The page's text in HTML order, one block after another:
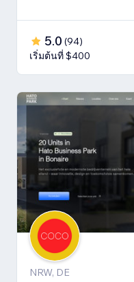
5.0 (94)
เริ่มต้นที่ $400
NRW, DE